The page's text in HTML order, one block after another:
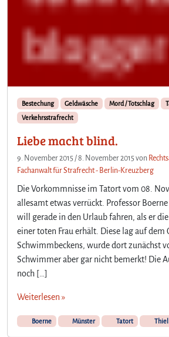
Bestechung Geldwäsche Mord / Totschlag
Verkehrsstrafrecht
Liebe macht blind.
9. November 2015 /8. November 2015von
Fachanwalt für Strafrecht - Berlin-Kreuzberg
Die Vorkommnisse im Tatort vom 08.
allesamt etwas verrückt. Professor Boerne
will gerade in den Urlaub fahren, als er
einer toten Frau erhält. Diese lag auf dem
Schwimmbeckens, wurde dort zunächst
Schwimmer aber gar nicht bemerkt! Die
noch […]
Weiterlesen »
Boerne Münster Tatort Thiel